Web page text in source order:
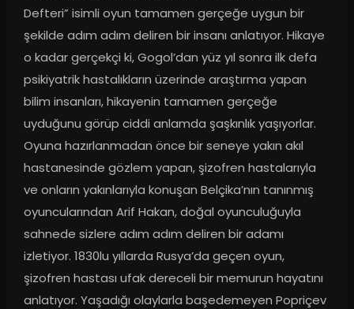
Defteri” isimli oyun tamamen gerçeğe uygun bir
şekilde adım adım deliren bir insanı anlatıyor. Hikaye
o kadar gerçekçi ki, Gogol’dan yüz yıl sonra ilk defa
psikiyatrik hastalıkların üzerinde araştırma yapan
bilim insanları, hikayenin tamamen gerçeğe
uyduğunu görüp ciddi anlamda şaşkınlık yaşıyorlar.
Oyuna hazırlanmadan önce bir seneye yakın akıl
hastanesinde gözlem yapan, şizofren hastalarıyla
ve onların yakınlarıyla konuşan Belçika’nın tanınmış
oyuncularından Arif Hakan, doğal oyunculuğuyla
sahnede sizlere adım adım deliren bir adamı
izletiyor. 1830lu yıllarda Rusya’da geçen oyun,
şizofren hastası ufak dereceli bir memurun hayatını
anlatıyor. Yaşadığı olaylarla başedemeyen Popriçev